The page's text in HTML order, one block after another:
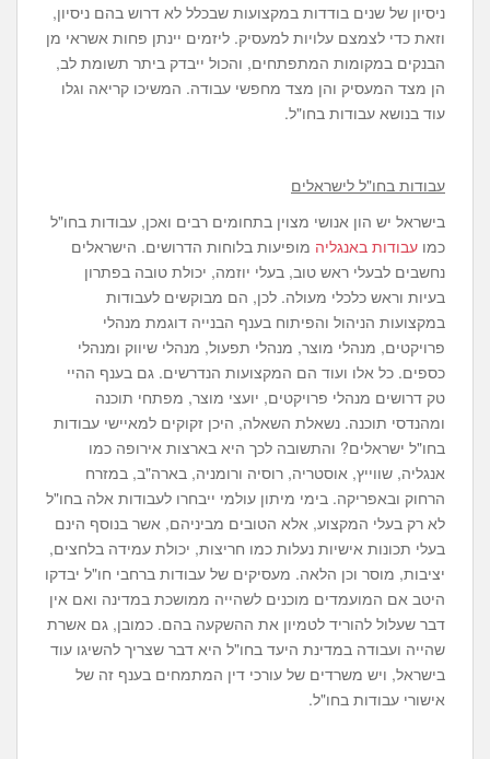
ניסיון של שנים בודדות במקצועות שבכלל לא דרוש בהם ניסיון,
וזאת כדי לצמצם עלויות למעסיק. ליזמים יינתן פחות אשראי מן
הבנקים במקומות המתפתחים, והכול ייבדק ביתר תשומת לב,
הן מצד המעסיק והן מצד מחפשי עבודה. המשיכו קריאה וגלו
עוד בנושא עבודות בחו"ל.
עבודות בחו"ל לישראלים
בישראל יש הון אנושי מצוין בתחומים רבים ואכן, עבודות בחו"ל
כמו עבודות באנגליה מופיעות בלוחות הדרושים. הישראלים
נחשבים לבעלי ראש טוב, בעלי יוזמה, יכולת טובה בפתרון
בעיות וראש כלכלי מעולה. לכן, הם מבוקשים לעבודות
במקצועות הניהול והפיתוח בענף הבנייה דוגמת מנהלי
פרויקטים, מנהלי מוצר, מנהלי תפעול, מנהלי שיווק ומנהלי
כספים. כל אלו ועוד הם המקצועות הנדרשים. גם בענף ההיי
טק דרושים מנהלי פרויקטים, יועצי מוצר, מפתחי תוכנה
ומהנדסי תוכנה. נשאלת השאלה, היכן זקוקים למאיישי עבודות
בחו"ל ישראלים? והתשובה לכך היא בארצות אירופה כמו
אנגליה, שווייץ, אוסטריה, רוסיה ורומניה, בארה"ב, במזרח
הרחוק ובאפריקה. בימי מיתון עולמי ייבחרו לעבודות אלה בחו"ל
לא רק בעלי המקצוע, אלא הטובים מביניהם, אשר בנוסף הינם
בעלי תכונות אישיות נעלות כמו חריצות, יכולת עמידה בלחצים,
יציבות, מוסר וכן הלאה. מעסיקים של עבודות ברחבי חו"ל יבדקו
היטב אם המועמדים מוכנים לשהייה ממושכת במדינה ואם אין
דבר שעלול להוריד לטמיון את ההשקעה בהם. כמובן, גם אשרת
שהייה ועבודה במדינת היעד בחו"ל היא דבר שצריך להשיגו עוד
בישראל, ויש משרדים של עורכי דין המתמחים בענף זה של
אישורי עבודות בחו"ל.